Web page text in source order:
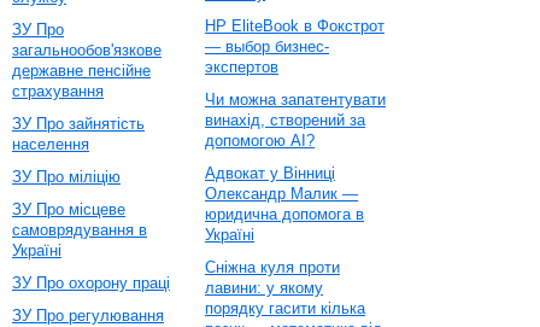
ЗУ Про
загальнообов'язкове
державне пенсійне
страхування
ЗУ Про зайнятість
населення
ЗУ Про міліцію
ЗУ Про місцеве
самоврядування в
Україні
ЗУ Про охорону праці
ЗУ Про регулювання
HP EliteBook в Фокстрот
— выбор бизнес-
экспертов
Чи можна запатентувати
винахід, створений за
допомогою AI?
Адвокат у Вінниці
Олександр Малик —
юридична допомога в
Україні
Сніжна куля проти
лавини: у якому
порядку гасити кілька